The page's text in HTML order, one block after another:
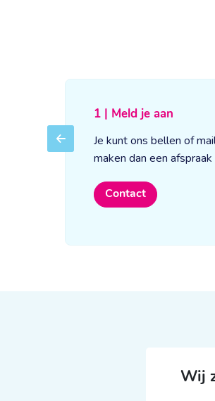
Previous
1 | Meld je aan
Je kunt ons bellen of
maken dan een
Contact
Wij